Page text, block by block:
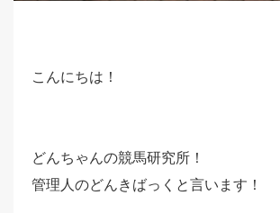
こんにちは！
どんちゃんの競馬研究所！
管理人のどんきばっくと言います！